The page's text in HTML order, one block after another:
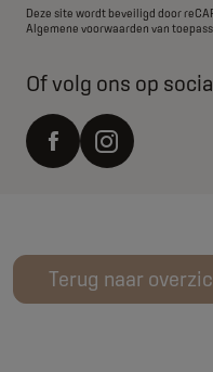
Deze site wordt beveiligd door
Algemene voorwaarden van
Of volg ons op
Terug naar